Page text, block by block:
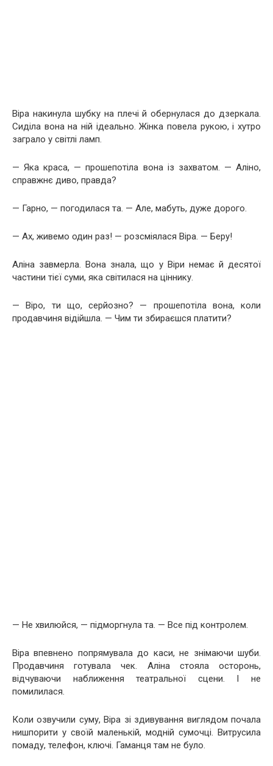
Віра накинула шубку на плечі й обернулася до дзеркала.
Сиділа вона на ній ідеально. Жінка повела рукою, і хутро
заграло у світлі ламп.
— Яка краса, — прошепотіла вона із захватом. — Аліно,
справжнє диво, правда?
— Гарно, — погодилася та. — Але, мабуть, дуже дорого.
— Ах, живемо один раз! — розсміялася Віра. — Беру!
Аліна завмерла. Вона знала, що у Віри немає й десятої
частини тієї суми, яка світилася на ціннику.
— Віро, ти що, серйозно? — прошепотіла вона, коли
продавчиня відійшла. — Чим ти збираєшся платити?
— Не хвилюйся, — підморгнула та. — Все під контролем.
Віра впевнено попрямувала до каси, не знімаючи шуби.
Продавчиня готувала чек. Аліна стояла осторонь,
відчуваючи наближення театральної сцени. І не
помилилася.
Коли озвучили суму, Віра зі здивування виглядом почала
нишпорити у своїй маленькій, модній сумочці. Витрусила
помаду, телефон, ключі. Гаманця там не було.